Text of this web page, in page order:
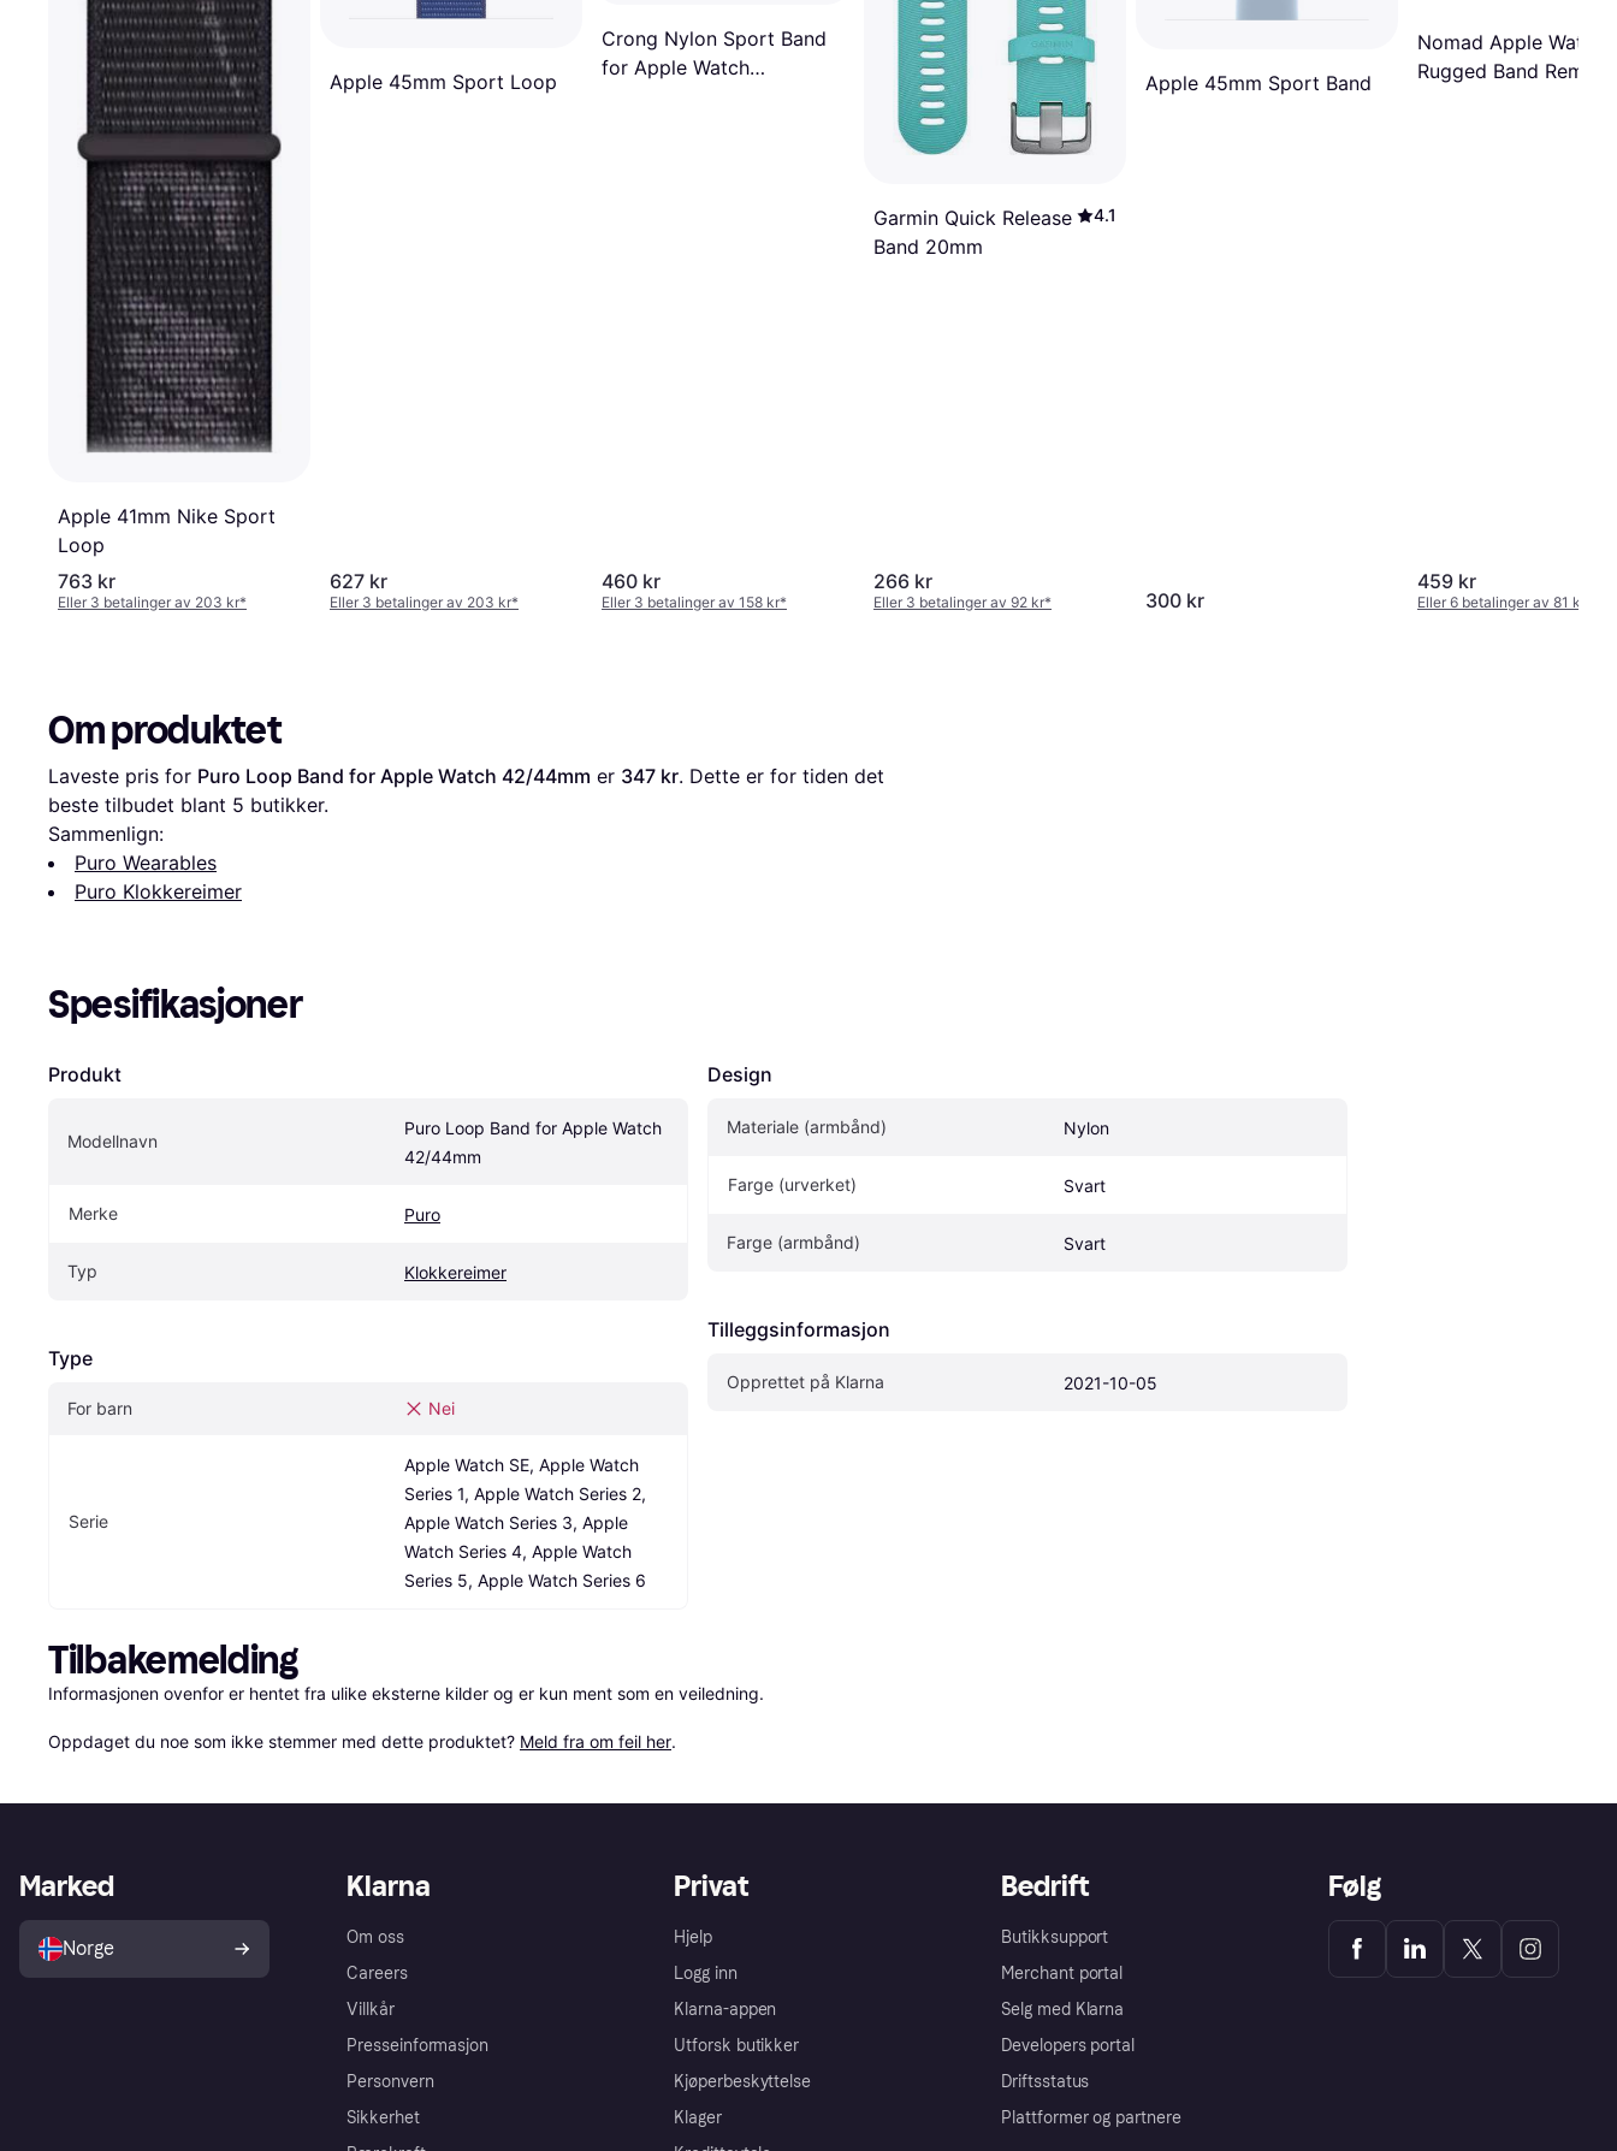
Apple 41mm Nike Sport
Loop
763 kr
Eller 3 betalinger av 203 kr*
Apple 45mm Sport Loop
627 kr
Eller 3 betalinger av 203 kr*
Crong Nylon Sport Band
for Apple Watch
460 kr
Eller 3 betalinger av 158 kr*
Garmin Quick Release
Band 20mm
4.1
266 kr
Eller 3 betalinger av 92 kr*
Apple 45mm Sport Band
300 kr
Nomad Apple Watch
Rugged Band Rem
459 kr
Eller 6 betalinger av 81 kr
Om produktet
Laveste pris for Puro Loop Band for Apple Watch 42/44mm er 347 kr. Dette er for tiden det
beste tilbudet blant 5 butikker.
Sammenlign:
Puro Wearables
Puro Klokkereimer
Spesifikasjoner
Produkt
Modellnavn
Puro Loop Band for Apple Watch
42/44mm
Merke Puro
Typ Klokkereimer
Type
For barn Nei
Serie
Apple Watch SE, Apple Watch
Series 1, Apple Watch Series 2,
Apple Watch Series 3, Apple
Watch Series 4, Apple Watch
Series 5, Apple Watch Series 6
Design
Materiale (armbånd) Nylon
Farge (urverket) Svart
Farge (armbånd) Svart
Tilleggsinformasjon
Opprettet på Klarna 2021-10-05
Tilbakemelding
Informasjonen ovenfor er hentet fra ulike eksterne kilder og er kun ment som en veiledning.
Oppdaget du noe som ikke stemmer med dette produktet? Meld fra om feil her.
Klarna
Om oss
Careers
Villkår
Presseinformasjon
Personvern
Sikkerhet
Privat
Hjelp
Logg inn
Klarna-appen
Utforsk butikker
Kjøperbeskyttelse
Klager
Bedrift
Butikksupport
Merchant portal
Selg med Klarna
Developers portal
Driftsstatus
Plattformer og partnere
Marked
Norge
Følg